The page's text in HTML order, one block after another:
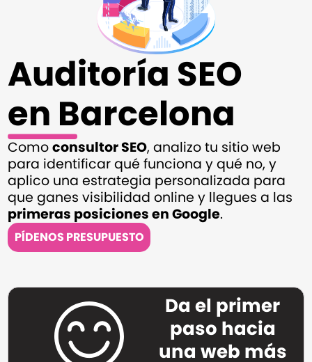
Auditoría SEO
en Barcelona
Comoconsultor SEO, analizo tu sitio web
para identificar qué funciona y qué no, y
aplico una estrategia personalizada para
que ganes visibilidad online y llegues a las
primeras posiciones en Google.
PÍDENOS PRESUPUESTO
Da el primer
paso hacia
una web más